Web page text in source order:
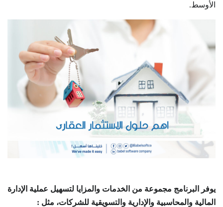
الأوسط.
يوفر البرنامج مجموعة من الخدمات والمزايا لتسهيل عملية الإدارة
المالية والمحاسبية والإدارية والتسويقية للشركات، مثل :